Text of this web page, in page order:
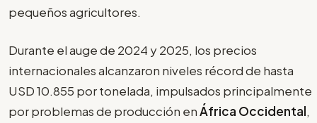
pequeños agricultores.
Durante el auge de 2024 y 2025, los precios
internacionales alcanzaron niveles récord de hasta
USD 10.855 por tonelada, impulsados principalmente
por problemas de producción enÁfrica Occidental,